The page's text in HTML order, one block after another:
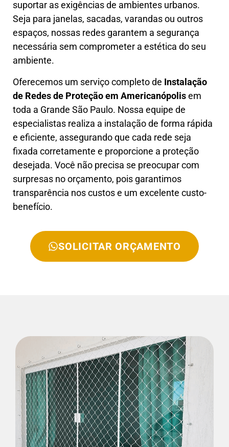
suportar as exigências de ambientes urbanos.
Seja para janelas, sacadas, varandas ou outros
espaços, nossas redes garantem a segurança
necessária sem comprometer a estética do seu
ambiente.
Oferecemos um serviço completo de Instalação
de Redes de Proteção em Americanópolisem
toda a Grande São Paulo. Nossa equipe de
especialistas realiza a instalação de forma rápida
e eficiente, assegurando que cada rede seja
fixada corretamente e proporcione a proteção
desejada. Você não precisa se preocupar com
surpresas no orçamento, pois garantimos
transparência nos custos e um excelente custo-
benefício.
SOLICITAR ORÇAMENTO